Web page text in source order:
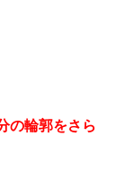
の輪郭をさら